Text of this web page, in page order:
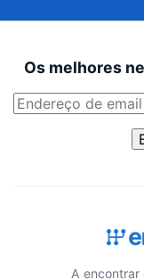
Os melhores
A encontrar